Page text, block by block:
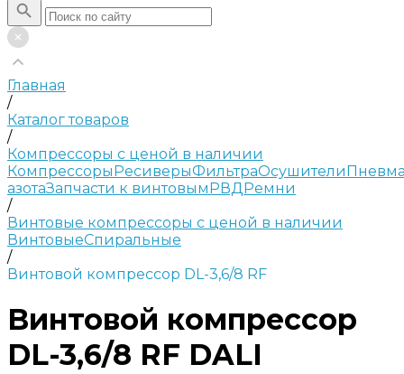
Главная
/
Каталог товаров
/
Компрессоры с ценой в наличии
КомпрессорыРесиверыФильтраОсушители
азотаЗапчасти к винтовымРВДРемни
/
Винтовые компрессоры с ценой в наличии
ВинтовыеСпиральные
/
Винтовой компрессор DL-3,6/8 RF
Винтовой компрессор
DL-3,6/8 RF DALI